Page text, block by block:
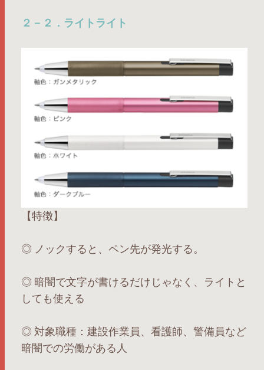
２－２．ライトライト
【特徴】
◎ ノックすると、ペン先が発光する。
◎ 暗闇で文字が書けるだけじゃなく、ライトと
しても使える
◎ 対象職種：建設作業員、看護師、警備員など
暗闇での労働がある人